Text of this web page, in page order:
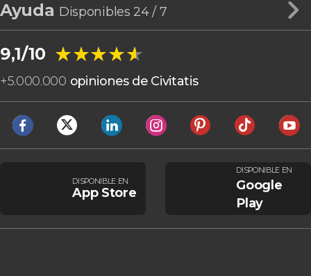
Ayuda Disponibles 24 / 7
9,1/10 ★★★★★
★★★★★
+5.000.000 opiniones de Civitatis
DISPONIBLE EN
App Store
DISPONIBLE EN
Google
Play